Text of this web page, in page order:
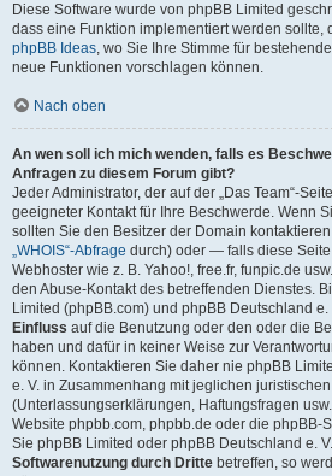
Diese Software wurde von phpBB Limited
dass eine Funktion implementiert werden sollte,
phpBB Ideas, wo Sie Ihre Stimme für
neue Funktionen vorschlagen können.
Nach oben
An wen soll ich mich wenden, falls es
Anfragen zu diesem Forum gibt?
Jeder Administrator, der auf der „Das Team“-
geeigneter Kontakt für Ihre Beschwerde. Wenn
sollten Sie den Besitzer der Domain
„WHOIS“-Abfrage durch) oder — falls diese
Webhoster wie z. B. Yahoo!, free.fr, funpic.de
den Abuse-Kontakt des betreffenden Dienstes.
Limited (phpBB.com) und phpBB Deutschland e.
Einfluss auf die Benutzung oder den oder die
haben und dafür in keiner Weise zur
können. Kontaktieren Sie daher nie phpBB
e. V. in Zusammenhang mit jeglichen
(Unterlassungserklärungen, Haftungsfragen
Website phpbb.com, phpbb.de oder die phpBB-
Sie phpBB Limited oder phpBB Deutschland e.
Softwarenutzung durch Dritte betreffen, so